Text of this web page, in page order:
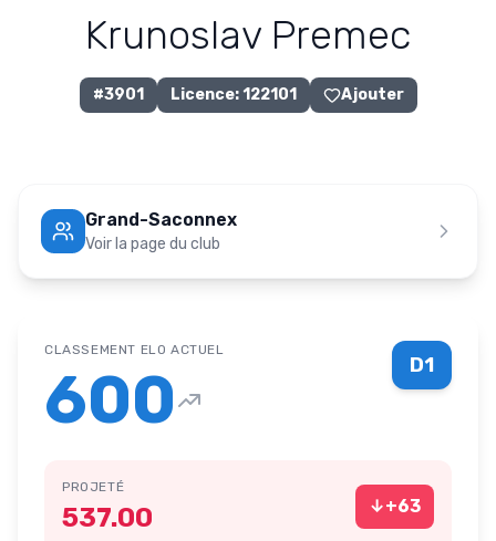
Krunoslav Premec
#3901 Licence:122101 Ajouter
Grand-Saconnex
Voir la page du club
D1
CLASSEMENT ELO ACTUEL
600
PROJETÉ
537.00 ↓+63